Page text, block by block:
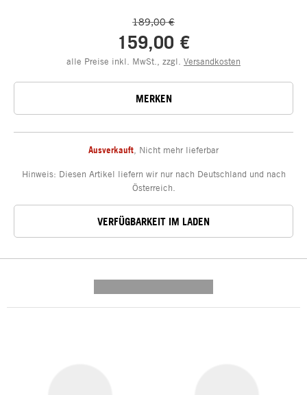
189,00 €
159,00 €
alle Preise inkl. MwSt., zzgl. Versandkosten
MERKEN
Ausverkauft Nicht mehr lieferbar
Hinweis: Diesen Artikel liefern wir nur nach Deutschland und nach
Österreich.
VERFÜGBARKEIT IM LADEN